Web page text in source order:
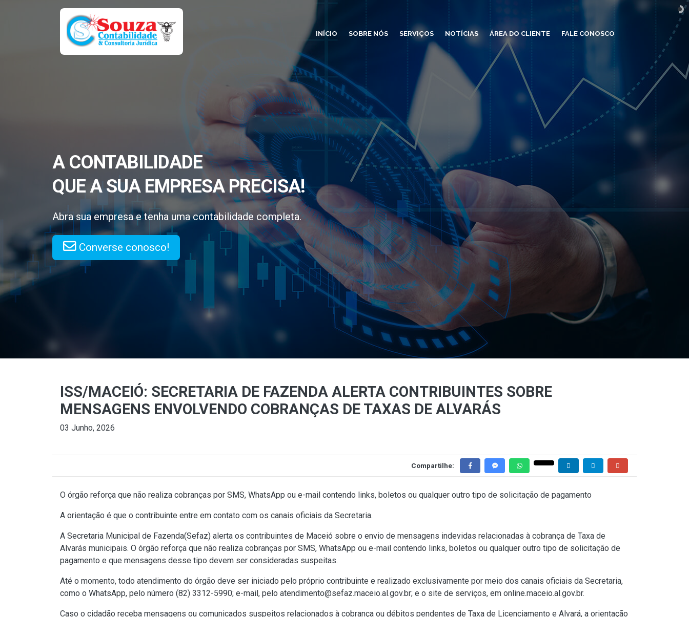
INÍCIO SOBRE NÓS SERVIÇOS NOTÍCIAS ÁREA DO CLIENTE FALE CONOSCO
A CONTABILIDADE
QUE A SUA EMPRESA PRECISA!
Abra sua empresa e tenha uma contabilidade completa.
Converse conosco!
ISS/MACEIÓ: SECRETARIA DE FAZENDA ALERTA CONTRIBUINTES SOBRE
MENSAGENS ENVOLVENDO COBRANÇAS DE TAXAS DE ALVARÁS
03 Junho, 2026
Compartilhe:
O órgão reforça que não realiza cobranças por SMS, WhatsApp ou e-mail contendo links, boletos ou qualquer outro tipo de solicitação de pagamento
A orientação é que o contribuinte entre em contato com os canais oficiais da Secretaria.
A Secretaria Municipal de Fazenda(Sefaz) alerta os contribuintes de Maceió sobre o envio de mensagens indevidas relacionadas à cobrança de Taxa de
Alvarás municipais. O órgão reforça que não realiza cobranças por SMS, WhatsApp ou e-mail contendo links, boletos ou qualquer outro tipo de solicitação de
pagamento e que mensagens desse tipo devem ser consideradas suspeitas.
Até o momento, todo atendimento do órgão deve ser iniciado pelo próprio contribuinte e realizado exclusivamente por meio dos canais oficiais da Secretaria,
como o WhatsApp, pelo número (82) 3312-5990; e-mail, pelo atendimento@sefaz.maceio.al.gov.br; e o site de serviços, em online.maceio.al.gov.br.
Caso o cidadão receba mensagens ou comunicados suspeitos relacionados à cobrança ou débitos pendentes de Taxa de Licenciamento e Alvará, a orientação